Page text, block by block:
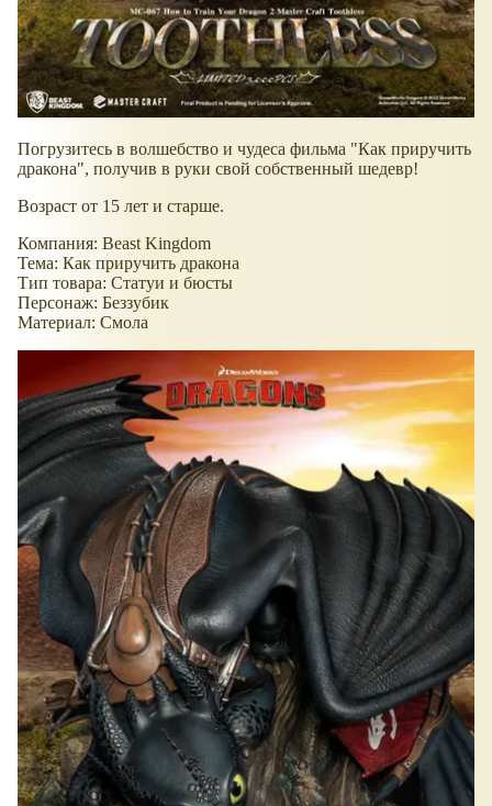
Погрузитесь в волшебство и чудеса фильма "Как приручить
дракона", получив в руки свой собственный шедевр!
Возраст от 15 лет и старше.
Компания: Beast Kingdom
Тема: Как приручить дракона
Тип товара: Статуи и бюсты
Персонаж: Беззубик
Материал: Смола